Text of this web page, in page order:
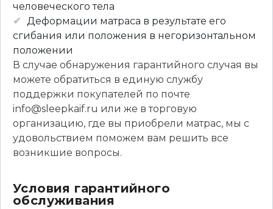
человеческого тела
Деформации матраса в результате его
сгибания или положения в негоризонтальном
положении
В случае обнаружения гарантийного случая вы
можете обратиться в единую службу
поддержки покупателей по почте
info@sleepkaif.ru или же в торговую
организацию, где вы приобрели матрас, мы с
удовольствием поможем вам решить все
возникшие вопросы.
Условия гарантийного
обслуживания